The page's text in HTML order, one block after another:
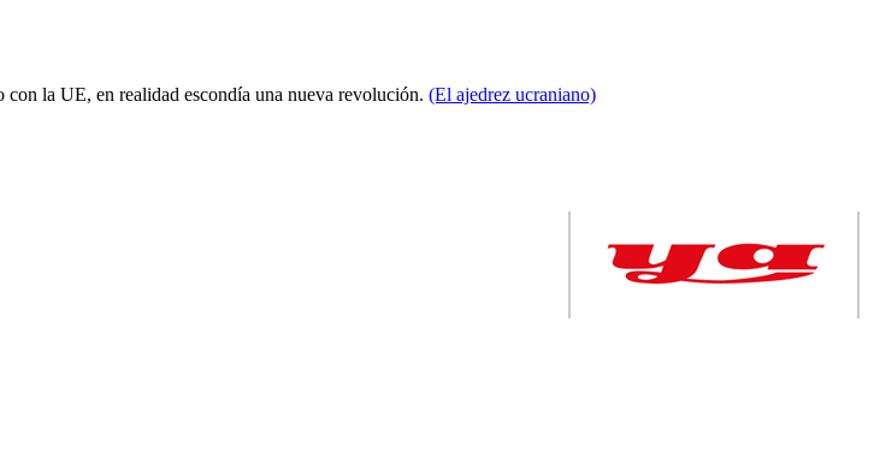
la UE, en realidad escondía una nueva revolución. (El ajedrez ucraniano)